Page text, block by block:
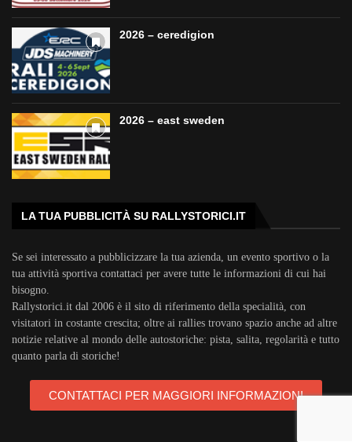
2026 – ceredigion
2026 – east sweden
LA TUA PUBBLICITÀ SU RALLYSTORICI.IT
Se sei interessato a pubblicizzare la tua azienda, un evento sportivo o la
tua attività sportiva contattaci per avere tutte le informazioni di cui hai
bisogno.
Rallystorici.it dal 2006 è il sito di riferimento della specialità, con
visitatori in costante crescita; oltre ai rallies trovano spazio anche ad altre
notizie relative al mondo delle autostoriche: pista, salita, regolarità e tutto
quanto parla di storiche!
CONTATTACI PER MAGGIORI INFORMAZIONI